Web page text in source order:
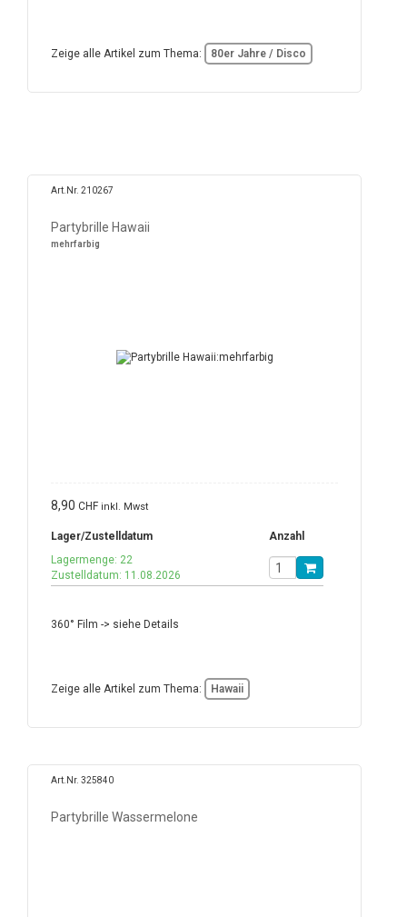
Zeige alle Artikel zum Thema: 80er Jahre / Disco
Art.Nr. 210267
Partybrille Hawaii
mehrfarbig
8,90 CHF inkl. Mwst
Lager/Zustelldatum
Anzahl
Lagermenge: 22
Zustelldatum: 11.08.2026
360° Film -> siehe Details
Zeige alle Artikel zum Thema: Hawaii
Art.Nr. 325840
Partybrille Wassermelone